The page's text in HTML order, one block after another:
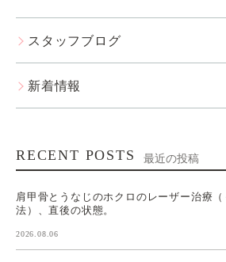
スタッフブログ
新着情報
RECENT POSTS 最近の投稿
肩甲骨とうなじのホクロのレーザー治療（
法）、直後の状態。
2026.08.06